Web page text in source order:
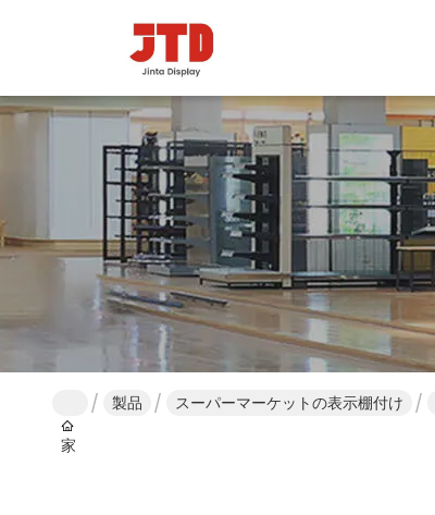
家
製品 スーパーマーケットの表示棚付け